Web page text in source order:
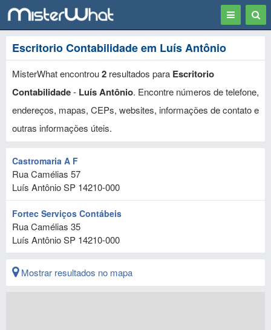
Toggle
Escritorio Contabilidade em Luís Antônio
MisterWhat encontrou2 resultados para Escritorio
Contabilidade- Luís Antônio. Encontre números de telefone,
endereços, mapas, CEPs, websites, informações de contato e
outras informações úteis.
Castromaria A F
Rua Camélias 57
Luís AntônioSP 14210-000
Fortec Serviços Contábeis
Rua Camélias 35
Luís AntônioSP 14210-000
Mostrar resultados no mapa